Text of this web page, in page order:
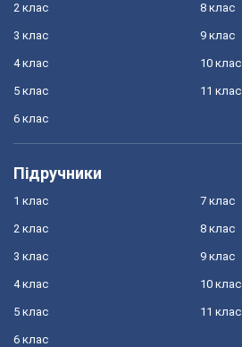
2 клас
3 клас
4 клас
5 клас
6 клас
8 клас
9 клас
10 клас
11 клас
Підручники
1 клас
2 клас
3 клас
4 клас
5 клас
6 клас
7 клас
8 клас
9 клас
10 клас
11 клас